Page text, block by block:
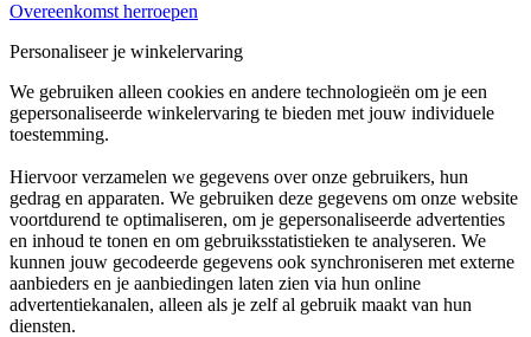
Overeenkomst herroepen
Personaliseer je winkelervaring
We gebruiken alleen cookies en andere technologieën om je een
gepersonaliseerde winkelervaring te bieden met jouw individuele
toestemming.
Hiervoor verzamelen we gegevens over onze gebruikers, hun
gedrag en apparaten. We gebruiken deze gegevens om onze website
voortdurend te optimaliseren, om je gepersonaliseerde advertenties
en inhoud te tonen en om gebruiksstatistieken te analyseren. We
kunnen jouw gecodeerde gegevens ook synchroniseren met externe
aanbieders en je aanbiedingen laten zien via hun online
advertentiekanalen, alleen als je zelf al gebruik maakt van hun
diensten.